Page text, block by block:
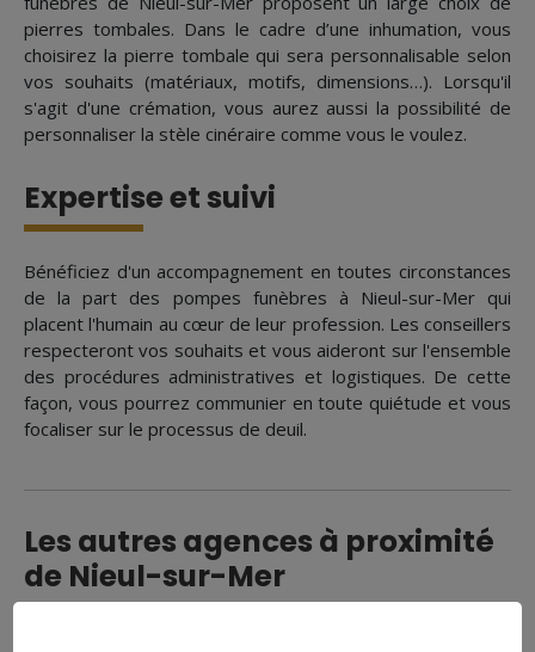
pierres tombales. Dans le cadre d’une inhumation, vous
choisirez la pierre tombale qui sera personnalisable selon
vos souhaits (matériaux, motifs, dimensions…). Lorsqu'il
s'agit d'une crémation, vous aurez aussi la possibilité de
personnaliser la stèle cinéraire comme vous le voulez.
Expertise et suivi
Bénéficiez d'un accompagnement en toutes circonstances
de la part des pompes funèbres à Nieul-sur-Mer qui
placent l'humain au cœur de leur profession. Les conseillers
respecteront vos souhaits et vous aideront sur l'ensemble
des procédures administratives et logistiques. De cette
façon, vous pourrez communier en toute quiétude et vous
focaliser sur le processus de deuil.
Les autres agences à proximité
de Nieul-sur-Mer